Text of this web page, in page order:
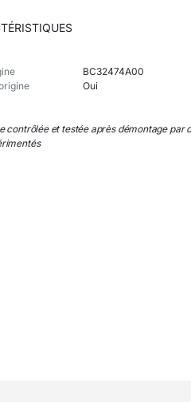
BC32474A00
Oui
contrôlée et testée après démontage par